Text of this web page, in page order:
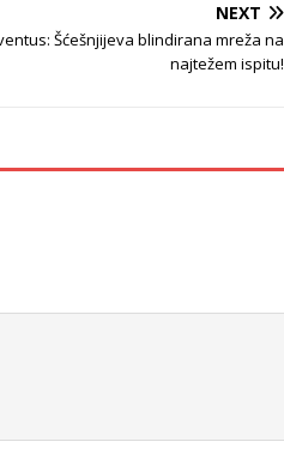
NEXT
Šćešnjijeva blindirana mreža na
najtežem ispitu!